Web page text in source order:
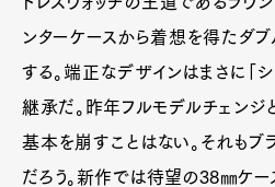
ンターケースから着想を得たダ
する。端正なデザインはまさに「
継承だ。昨年フルモデルチェンジ
基本を崩すことはない。それも
だろう。新作では待望の38㎜ケー